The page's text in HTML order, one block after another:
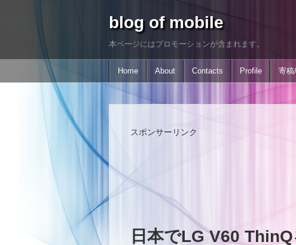
blog of mobile
本ページにはプロモーションが含まれます。
Home About Contacts Profile 寄稿
スポンサーリンク
日本でLG V60